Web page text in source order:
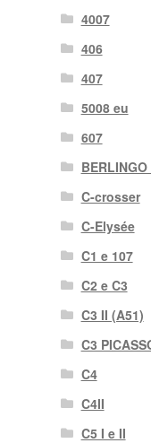
4007
406
407
5008 eu
607
BERLINGO
C-crosser
C-Elysée
C1 e 107
C2 e C3
C3 II (A51)
C3
C4
C4II
C5 I e II